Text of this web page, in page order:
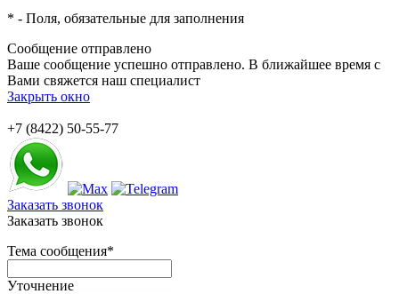
* - Поля, обязательные для заполнения
Сообщение отправлено
Ваше сообщение успешно отправлено. В ближайшее время с
Вами свяжется наш специалист
Закрыть окно
+7 (8422) 50-55-77
Заказать звонок
Заказать звонок
Тема сообщения*
Уточнение